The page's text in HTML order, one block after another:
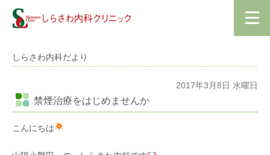
しらさわ内科だより
2017年3月8日 水曜日
禁煙治療をはじめませんか
こんにちは